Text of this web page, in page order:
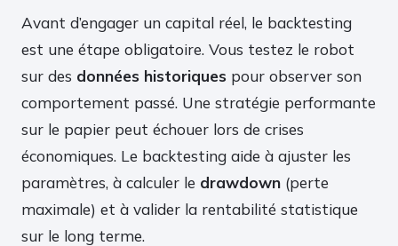
Avant d’engager un capital réel, le backtesting
est une étape obligatoire. Vous testez le robot
sur des données historiques pour observer son
comportement passé. Une stratégie performante
sur le papier peut échouer lors de crises
économiques. Le backtesting aide à ajuster les
paramètres, à calculer le drawdown (perte
maximale) et à valider la rentabilité statistique
sur le long terme.